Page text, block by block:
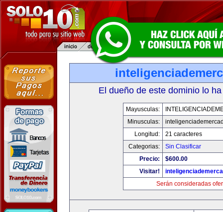
El dueño de este dominio lo
Mayusculas:
Minusculas:
Longitud:
21 caracteres
Categorias:
Sin Clasificar
Precio:
$600.00
Visitar!
Serán consideradas